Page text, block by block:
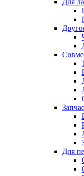
Для
Для